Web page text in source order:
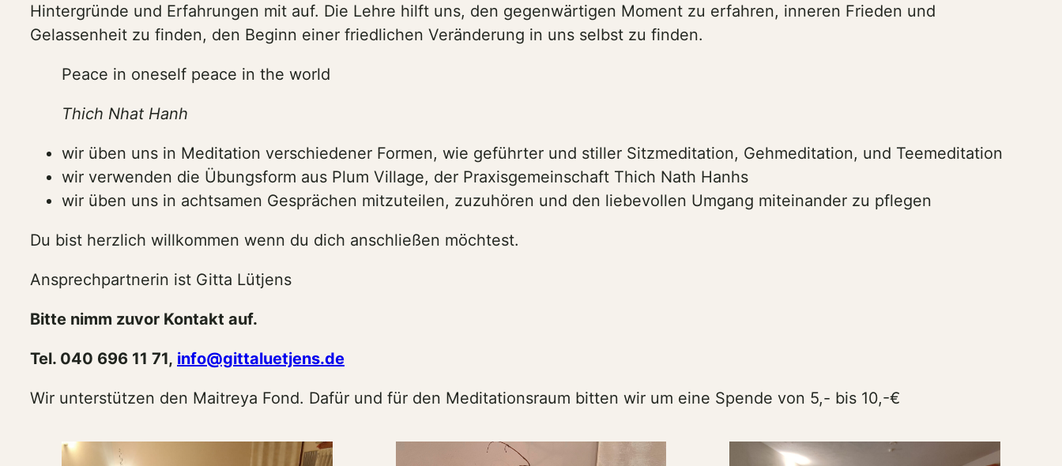
Hintergründe und Erfahrungen mit auf. Die Lehre hilft uns, den gegenwärtigen Moment zu erfahren, inneren Frieden und
Gelassenheit zu finden, den Beginn einer friedlichen Veränderung in uns selbst zu finden.
Peace in oneself peace in the world
Thich Nhat Hanh
wir üben uns in Meditation verschiedener Formen, wie geführter und stiller Sitzmeditation, Gehmeditation, und Teemeditation
wir verwenden die Übungsform aus Plum Village, der Praxisgemeinschaft Thich Nath Hanhs
wir üben uns in achtsamen Gesprächen mitzuteilen, zuzuhören und den liebevollen Umgang miteinander zu pflegen
Du bist herzlich willkommen wenn du dich anschließen möchtest.
Ansprechpartnerin ist Gitta Lütjens
Bitte nimm zuvor Kontakt auf.
Tel. 040 696 11 71, info@gittaluetjens.de
Wir unterstützen den Maitreya Fond. Dafür und für den Meditationsraum bitten wir um eine Spende von 5,- bis 10,-€